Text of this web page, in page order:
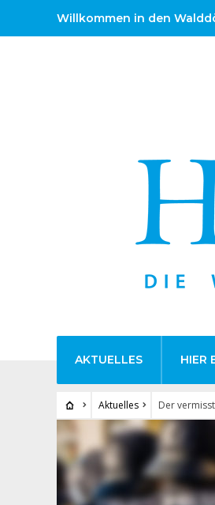
Willkommen in den
AKTUELLES HIER
Aktuelles Der